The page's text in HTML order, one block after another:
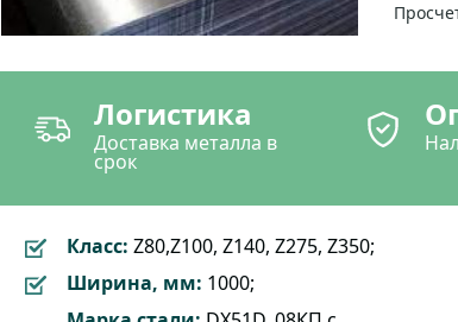
Логистика
Доставка металла в
срок
Класс: Z80,Z100, Z140, Z275, Z350;
Ширина, мм: 1000;